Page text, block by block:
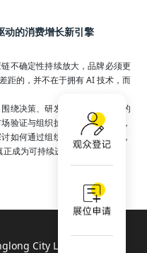
动的消费增长新引擎
不确定性持续放大，品牌必须更
距的，并不在于拥有 AI 技术，而
绕决策、研发、营销与供应链的
验证与组织执行中的真实案例，
如何通过组织协同与机制重构，
成为可持续进化的增长引擎。
City Life Plaza, 788